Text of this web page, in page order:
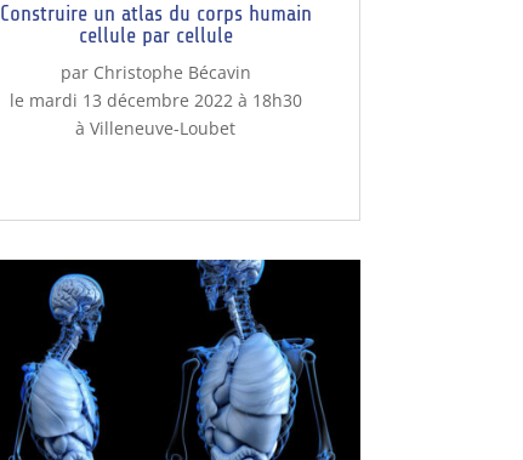
Construire un atlas du corps humain
cellule par cellule
par Christophe Bécavin
le mardi 13 décembre 2022 à 18h30
à Villeneuve-Loubet